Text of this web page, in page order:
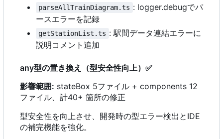
parseAllTrainDiagram.ts : logger.debugでパ
ースエラーを記録
getStationList.ts : 駅間データ連結エラーに
説明コメント追加
any型の置き換え（型安全性向上） ✅
影響範囲: stateBox 5ファイル + components 12
ファイル、計40+ 箇所の修正
型安全性を向上させ、開発時の型エラー検出とIDE
の補完機能を強化。